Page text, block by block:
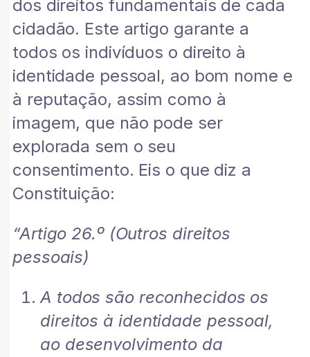
dos direitos fundamentais de cada
cidadão. Este artigo garante a
todos os indivíduos o direito à
identidade pessoal, ao bom nome e
à reputação, assim como à
imagem, que não pode ser
explorada sem o seu
consentimento. Eis o que diz a
Constituição:
“Artigo 26.º (Outros direitos
pessoais)
A todos são reconhecidos os
direitos à identidade pessoal,
ao desenvolvimento da